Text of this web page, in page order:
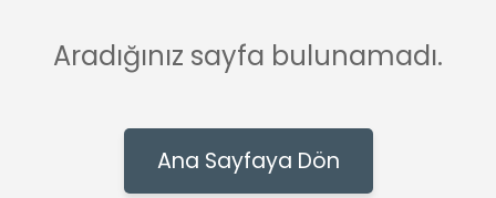
Aradığınız sayfa bulunamadı.
Ana Sayfaya Dön